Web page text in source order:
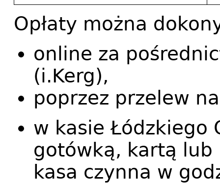
Opłaty można
online za
(i.Kerg),
poprzez przelew
w kasie Łódzkiego
gotówką, kartą lub
kasa czynna w